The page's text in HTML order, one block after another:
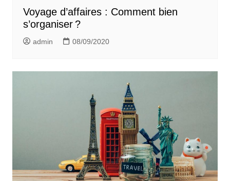
Voyage d’affaires : Comment bien
s’organiser ?
admin 08/09/2020